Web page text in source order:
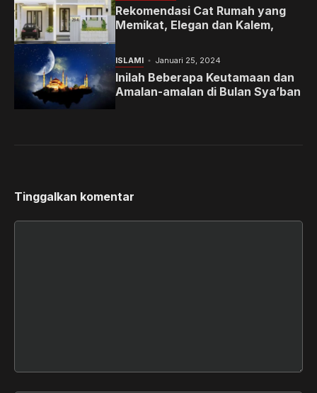
Rekomendasi Cat Rumah yang
Memikat, Elegan dan Kalem,
ISLAMI Januari 25, 2024
Inilah Beberapa Keutamaan dan
Amalan-amalan di Bulan Sya’ban
Tinggalkan komentar